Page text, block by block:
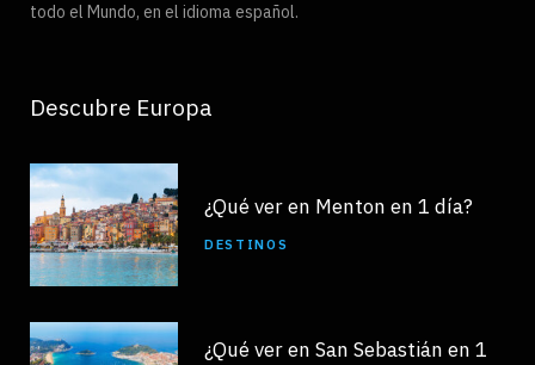
todo el Mundo, en el idioma español.
Descubre Europa
¿Qué ver en Menton en 1 día?
DESTINOS
¿Qué ver en San Sebastián en 1